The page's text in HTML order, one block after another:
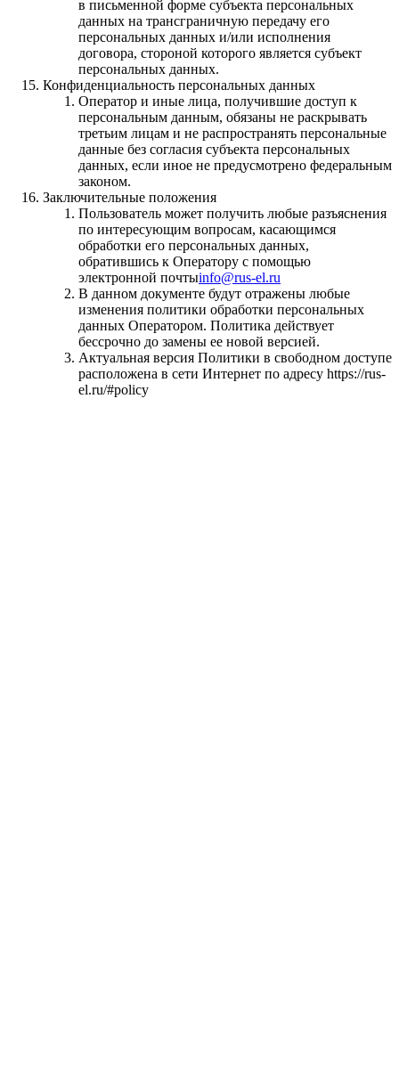
в письменной форме субъекта персональных
данных на трансграничную передачу его
персональных данных и/или исполнения
договора, стороной которого является субъект
персональных данных.
Конфиденциальность персональных данных
Оператор и иные лица, получившие доступ к
персональным данным, обязаны не раскрывать
третьим лицам и не распространять персональные
данные без согласия субъекта персональных
данных, если иное не предусмотрено федеральным
законом.
Заключительные положения
Пользователь может получить любые разъяснения
по интересующим вопросам, касающимся
обработки его персональных данных,
обратившись к Оператору с помощью
электронной почтыinfo@rus-el.ru
В данном документе будут отражены любые
изменения политики обработки персональных
данных Оператором. Политика действует
бессрочно до замены ее новой версией.
Актуальная версия Политики в свободном доступе
расположена в сети Интернет по адресу https://rus-
el.ru/#policy